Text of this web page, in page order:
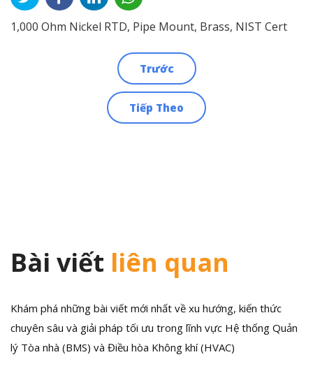
1,000 Ohm Nickel RTD, Pipe Mount, Brass, NIST Cert
Trước
Tiếp Theo
Bài viết liên quan
Khám phá những bài viết mới nhất về xu hướng, kiến thức
chuyên sâu và giải pháp tối ưu trong lĩnh vực Hệ thống Quản
lý Tòa nhà (BMS) và Điều hòa Không khí (HVAC)